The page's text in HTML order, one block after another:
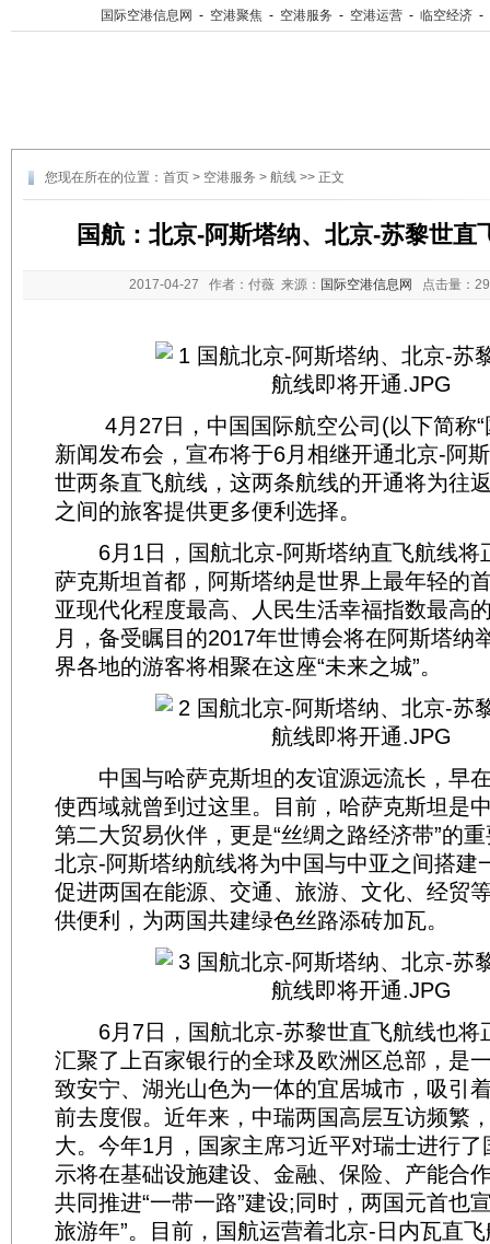
国际空港信息网 - 空港聚焦 - 空港服务 - 空港运营 - 临空经济 -
您现在所在的位置： 首页 > 空港服务 > 航线 >> 正文
国航：北京-阿斯塔纳、北京-苏黎世直
2017-04-27 作者：付薇 来源： 国际空港信息网 点击量：
4月27日，中国国际航空公司(以下简称“
新闻发布会，宣布将于6月相继开通北京-阿
世两条直飞航线，这两条航线的开通将为往
之间的旅客提供更多便利选择。
6月1日，国航北京-阿斯塔纳直飞航线将
萨克斯坦首都，阿斯塔纳是世界上最年轻的
亚现代化程度最高、人民生活幸福指数最高
月，备受瞩目的2017年世博会将在阿斯塔纳
界各地的游客将相聚在这座“未来之城”。
中国与哈萨克斯坦的友谊源远流长，早
使西域就曾到过这里。目前，哈萨克斯坦是
第二大贸易伙伴，更是“丝绸之路经济带”的
北京-阿斯塔纳航线将为中国与中亚之间搭建
促进两国在能源、交通、旅游、文化、经贸
供便利，为两国共建绿色丝路添砖加瓦。
6月7日，国航北京-苏黎世直飞航线也将
汇聚了上百家银行的全球及欧洲区总部，是
致安宁、湖光山色为一体的宜居城市，吸引
前去度假。近年来，中瑞两国高层互访频繁
大。今年1月，国家主席习近平对瑞士进行
示将在基础设施建设、金融、保险、产能合
共同推进“一带一路”建设;同时，两国元首也
旅游年”。目前，国航运营着北京-日内瓦直